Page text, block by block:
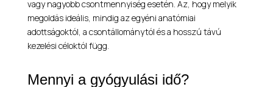
vagy nagyobb csontmennyiség esetén. Az, hogy melyik
megoldás ideális, mindig az egyéni anatómiai
adottságoktól, a csontállománytól és a hosszú távú
kezelési céloktól függ.
Mennyi a gyógyulási idő?